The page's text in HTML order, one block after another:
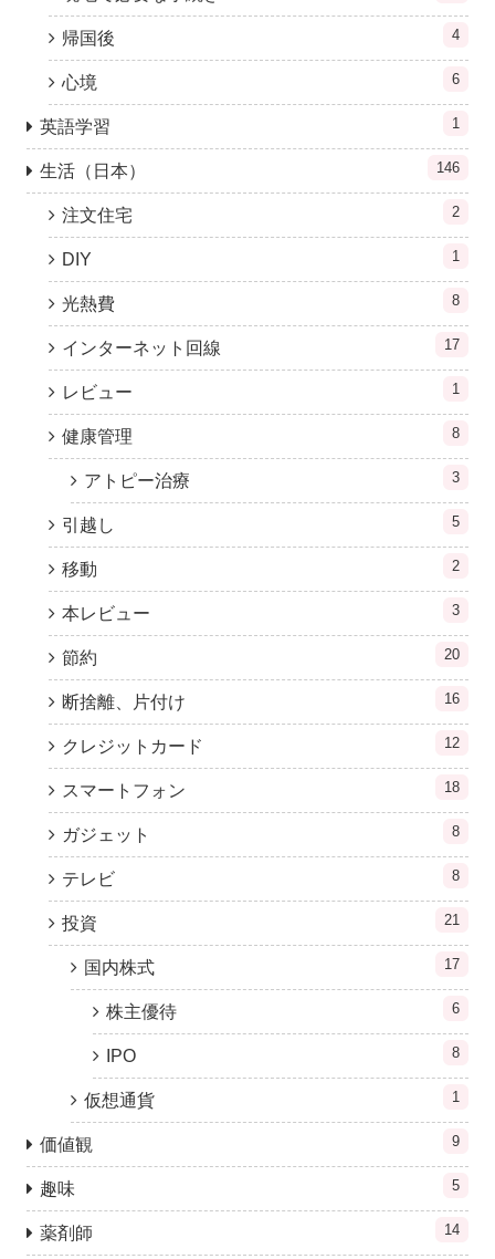
帰国後 4
心境 6
英語学習 1
生活（日本） 146
注文住宅 2
DIY 1
光熱費 8
インターネット回線 17
レビュー 1
健康管理 8
アトピー治療 3
引越し 5
移動 2
本レビュー 3
節約 20
断捨離、片付け 16
クレジットカード 12
スマートフォン 18
ガジェット 8
テレビ 8
投資 21
国内株式 17
株主優待 6
IPO 8
仮想通貨 1
価値観 9
趣味 5
薬剤師 14